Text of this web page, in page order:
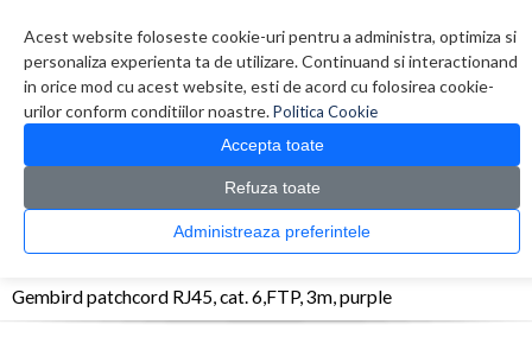
Acest website foloseste cookie-uri pentru a administra, optimiza si
personaliza experienta ta de utilizare. Continuand si interactionand
in orice mod cu acest website, esti de acord cu folosirea cookie-
urilor conform conditiilor noastre.Politica Cookie
Accepta toate
Refuza toate
Administreaza preferintele
0 produs(e)
CATALOG PRODUSE
> Cabluri > Gembird patchcord RJ45, cat. 6,FTP, 3m,
Gembird patchcord RJ45, cat. 6,FTP, 3m, purple